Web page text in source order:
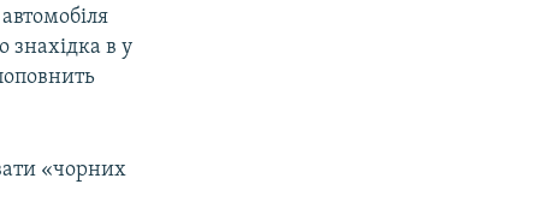
знахідка в у
«чорних